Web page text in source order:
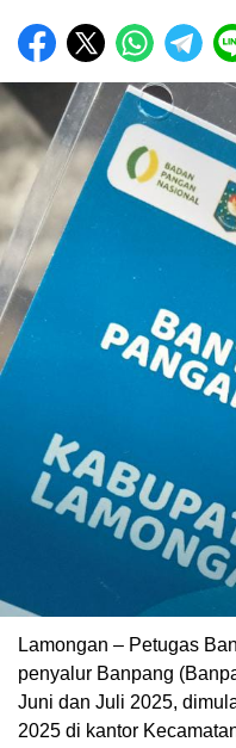
Lamongan – Petugas
penyalur Banpang
Juni dan Juli 2025,
2025 di kantor